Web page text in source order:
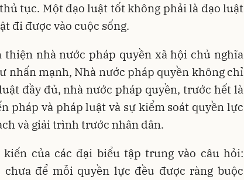
tục. Một đạo luật tốt không phải là đạo luật
đi được vào cuộc sống.
thiện nhà nước pháp quyền xã hội chủ nghĩa
nhấn mạnh, Nhà nước pháp quyền không chỉ
đầy đủ, nhà nước pháp quyền, trước hết là
pháp và pháp luật và sự kiểm soát quyền lực
và giải trình trước nhân dân.
của các đại biểu tập trung vào câu hỏi:
để mỗi quyền lực đều được ràng buộc